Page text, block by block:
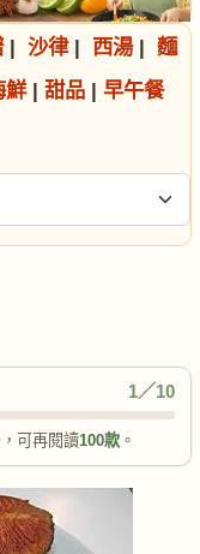
| 沙律| 西湯| 麵
鮮| 甜品 | 早午餐
1／10
可再閱讀100款 。